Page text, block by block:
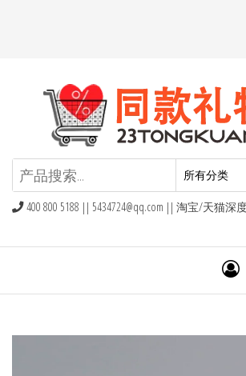
同款礼物礼品网
400 800 5188 || 5434724@qq.com || 淘宝/天猫深